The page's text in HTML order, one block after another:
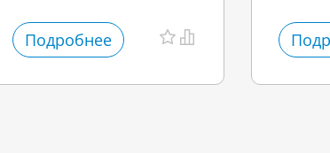
Подробнее